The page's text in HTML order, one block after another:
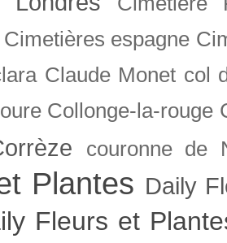
Cimetières espagne
Claude Monet col
Collonge-la-rouge
couronne de
Plantes Daily
Fleurs et